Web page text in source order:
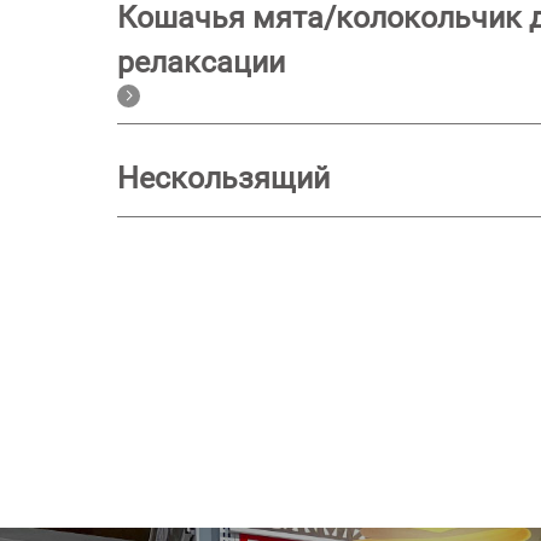
Кошачья мята/колокольчик
релаксации
Нескользящий